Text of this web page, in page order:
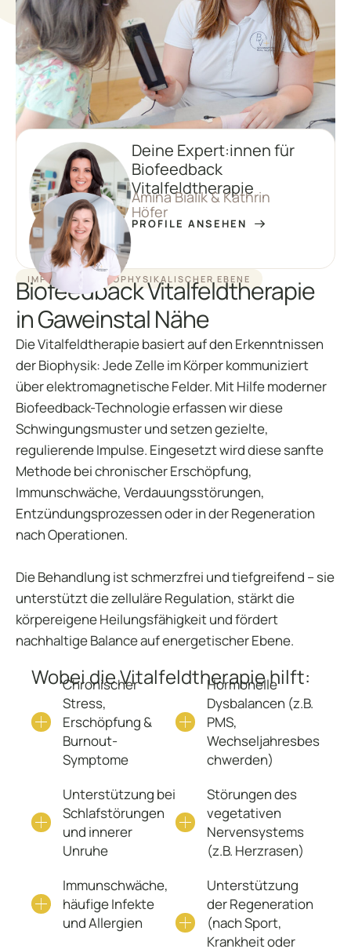
Deine Expert:innen für
Biofeedback
Vitalfeldtherapie
Amina Bialik & Kathrin
Höfer
PROFILE ANSEHEN
IMPULSE AUF BIOPHYSIKALISCHER EBENE
Biofeedback Vitalfeldtherapie
in Gaweinstal Nähe
Die Vitalfeldtherapie basiert auf den Erkenntnissen
der Biophysik: Jede Zelle im Körper kommuniziert
über elektromagnetische Felder. Mit Hilfe moderner
Biofeedback-Technologie erfassen wir diese
Schwingungsmuster und setzen gezielte,
regulierende Impulse. Eingesetzt wird diese sanfte
Methode bei chronischer Erschöpfung,
Immunschwäche, Verdauungsstörungen,
Entzündungsprozessen oder in der Regeneration
nach Operationen.
Die Behandlung ist schmerzfrei und tiefgreifend – sie
unterstützt die zelluläre Regulation, stärkt die
körpereigene Heilungsfähigkeit und fördert
nachhaltige Balance auf energetischer Ebene.
Wobei die Vitalfeldtherapie hilft:
Chronischer
Stress,
Erschöpfung &
Burnout-
Symptome
Unterstützung bei
Schlafstörungen
und innerer
Unruhe
Immunschwäche,
häufige Infekte
und Allergien
Hormonelle
Dysbalancen (z.B.
PMS,
Wechseljahresbes
chwerden)
Störungen des
vegetativen
Nervensystems
(z.B. Herzrasen)
Unterstützung
der Regeneration
(nach Sport,
Krankheit oder